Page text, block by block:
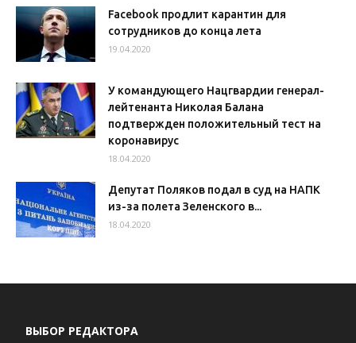
Facebook продлит карантин для
сотрудников до конца лета
19.04.2020
У командующего Нацгвардии генерал-
лейтенанта Николая Балана
подтвержден положительный тест на
коронавирус
18.04.2020
Депутат Поляков подал в суд на НАПК
из-за полета Зеленского в...
18.04.2020
ВЫБОР РЕДАКТОРА